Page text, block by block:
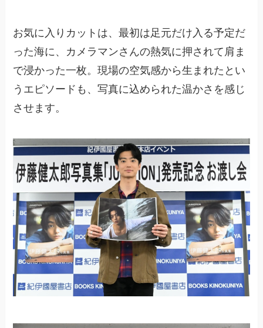
お気に入りカットは、最初は足元だけ入る予定だ
った海に、カメラマンさんの熱気に押されて肩ま
で浸かった一枚。現場の空気感から生まれたとい
うエピソードも、写真に込められた温かさを感じ
させます。